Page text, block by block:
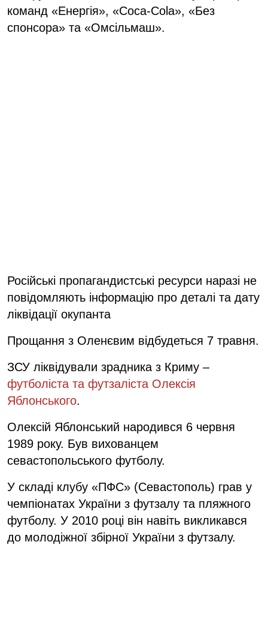
команд «Енергія», «Coca-Cola», «Без
спонсора» та «Омсільмаш».
Російські пропагандистські ресурси наразі не
повідомляють інформацію про деталі та дату
ліквідації окупанта
Прощання з Оленєвим відбудеться 7 травня.
ЗСУ ліквідували зрадника з Криму –
футболіста та футзаліста Олексія
Яблонського.
Олексій Яблонський народився 6 червня
1989 року. Був вихованцем
севастопольського футболу.
У складі клубу «ПФС» (Севастополь) грав у
чемпіонатах України з футзалу та пляжного
футболу. У 2010 році він навіть викликався
до молодіжної збірної України з футзалу.